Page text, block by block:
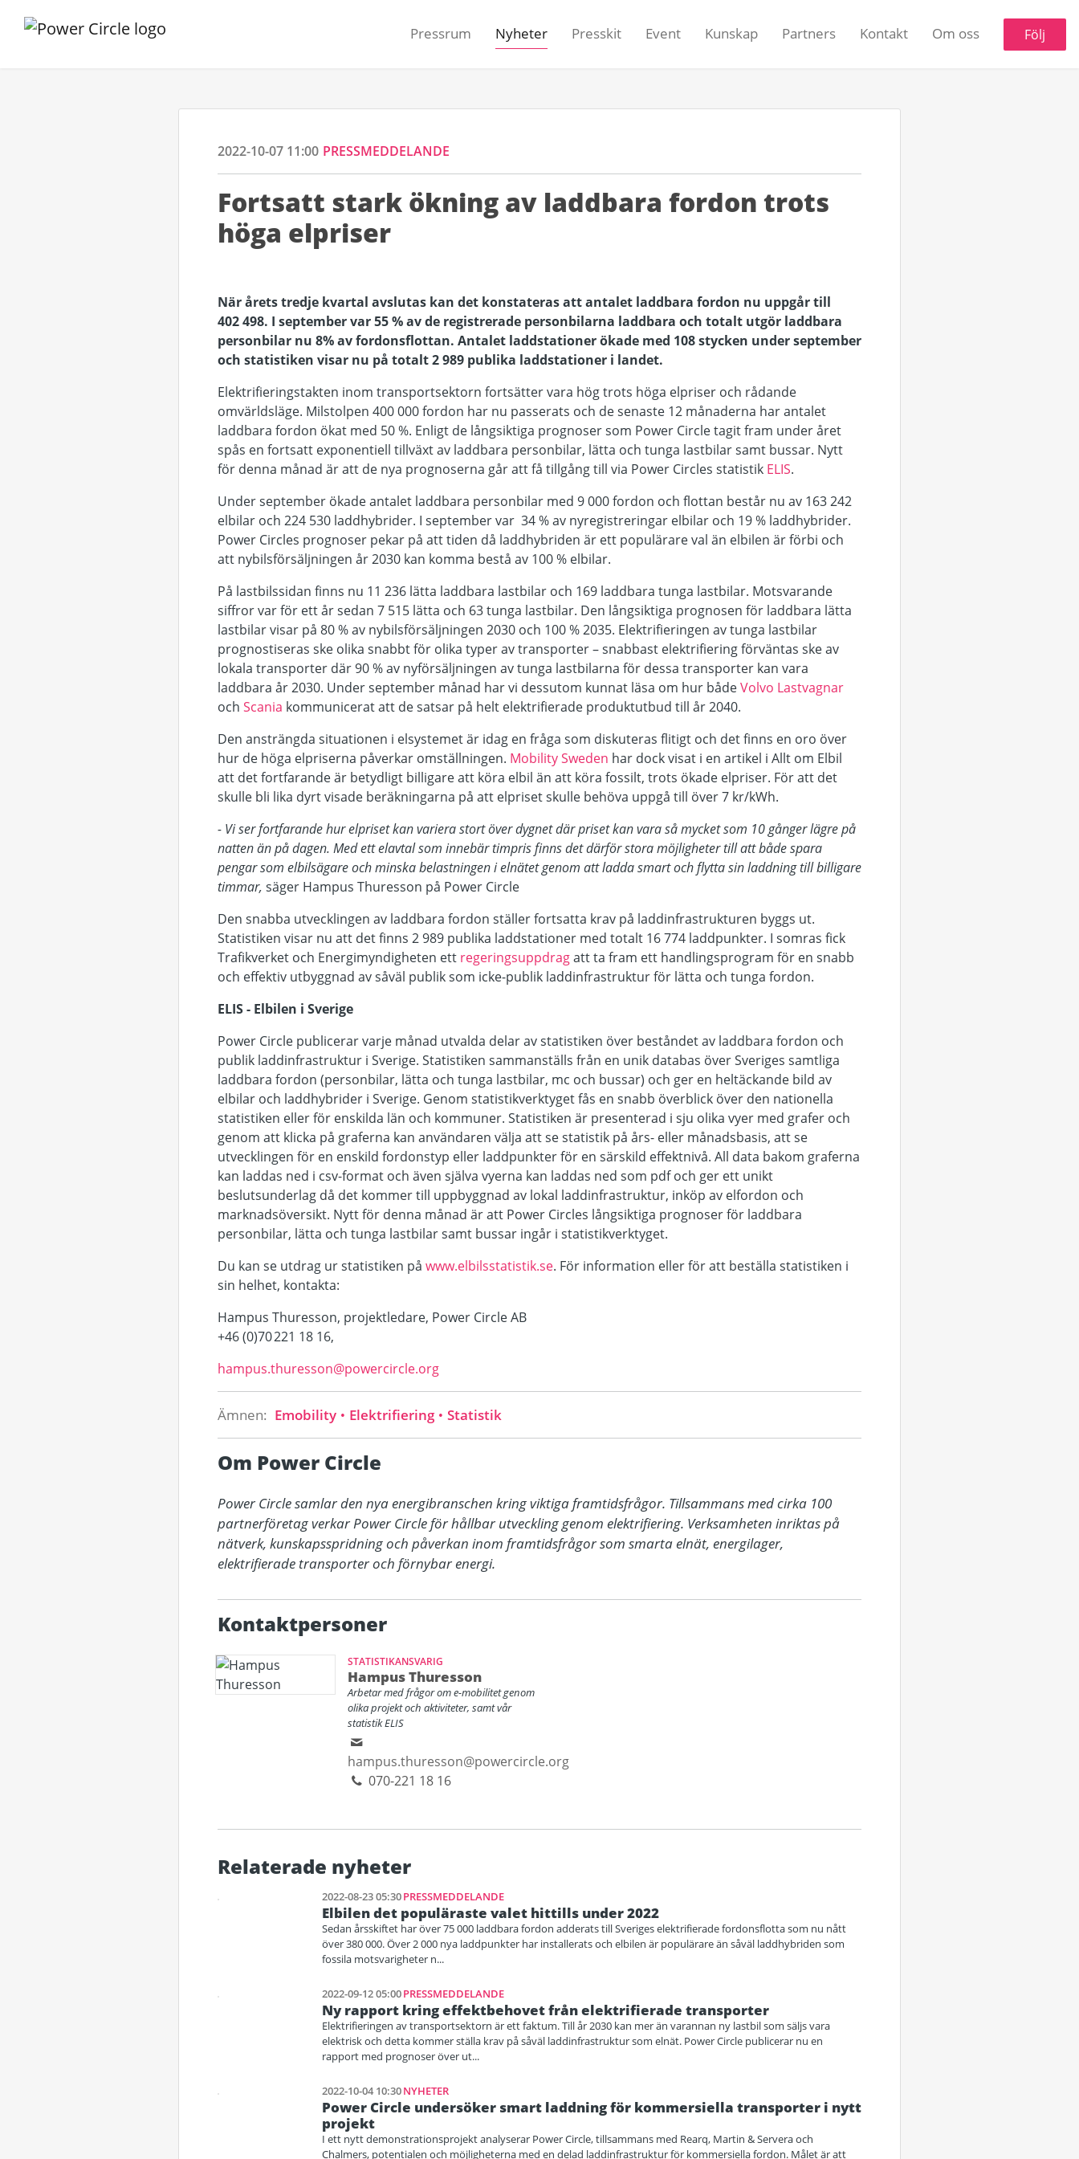
Pressrum Nyheter Presskit Event Kunskap Partners Kontakt Om oss Följ
2022-10-07 11:00 PRESSMEDDELANDE
Fortsatt stark ökning av laddbara fordon trots
höga elpriser
När årets tredje kvartal avslutas kan det konstateras att antalet laddbara fordon nu uppgår till
402 498. I september var 55 % av de registrerade personbilarna laddbara och totalt utgör laddbara
personbilar nu 8% av fordonsflottan. Antalet laddstationer ökade med 108 stycken under september
och statistiken visar nu på totalt 2 989 publika laddstationer i landet.
Elektrifieringstakten inom transportsektorn fortsätter vara hög trots höga elpriser och rådande
omvärldsläge. Milstolpen 400 000 fordon har nu passerats och de senaste 12 månaderna har antalet
laddbara fordon ökat med 50 %. Enligt de långsiktiga prognoser som Power Circle tagit fram under året
spås en fortsatt exponentiell tillväxt av laddbara personbilar, lätta och tunga lastbilar samt bussar. Nytt
för denna månad är att de nya prognoserna går att få tillgång till via Power Circles statistik ELIS.
Under september ökade antalet laddbara personbilar med 9 000 fordon och flottan består nu av 163 242
elbilar och 224 530 laddhybrider. I september var 34 % av nyregistreringar elbilar och 19 % laddhybrider.
Power Circles prognoser pekar på att tiden då laddhybriden är ett populärare val än elbilen är förbi och
att nybilsförsäljningen år 2030 kan komma bestå av 100 % elbilar.
På lastbilssidan finns nu 11 236 lätta laddbara lastbilar och 169 laddbara tunga lastbilar. Motsvarande
siffror var för ett år sedan 7 515 lätta och 63 tunga lastbilar. Den långsiktiga prognosen för laddbara lätta
lastbilar visar på 80 % av nybilsförsäljningen 2030 och 100 % 2035. Elektrifieringen av tunga lastbilar
prognostiseras ske olika snabbt för olika typer av transporter – snabbast elektrifiering förväntas ske av
lokala transporter där 90 % av nyförsäljningen av tunga lastbilarna för dessa transporter kan vara
laddbara år 2030. Under september månad har vi dessutom kunnat läsa om hur bådeVolvo Lastvagnar
och Scania kommunicerat att de satsar på helt elektrifierade produktutbud till år 2040.
Den ansträngda situationen i elsystemet är idag en fråga som diskuteras flitigt och det finns en oro över
hur de höga elpriserna påverkar omställningen. Mobility Sweden har dock visat i en artikel i Allt om Elbil
att det fortfarande är betydligt billigare att köra elbil än att köra fossilt, trots ökade elpriser. För att det
skulle bli lika dyrt visade beräkningarna på att elpriset skulle behöva uppgå till över 7 kr/kWh.
- Vi ser fortfarande hur elpriset kan variera stort över dygnet där priset kan vara så mycket som 10 gånger lägre på
natten än på dagen. Med ett elavtal som innebär timpris finns det därför stora möjligheter till att både spara
pengar som elbilsägare och minska belastningen i elnätet genom att ladda smart och flytta sin laddning till billigare
timmar, säger Hampus Thuresson på Power Circle
Den snabba utvecklingen av laddbara fordon ställer fortsatta krav på laddinfrastrukturen byggs ut.
Statistiken visar nu att det finns 2 989 publika laddstationer med totalt 16 774 laddpunkter. I somras fick
Trafikverket och Energimyndigheten ett regeringsuppdragatt ta fram ett handlingsprogram för en snabb
och effektiv utbyggnad av såväl publik som icke-publik laddinfrastruktur för lätta och tunga fordon.
ELIS - Elbilen i Sverige
Power Circle publicerar varje månad utvalda delar av statistiken över beståndet av laddbara fordon och
publik laddinfrastruktur i Sverige. Statistiken sammanställs från en unik databas över Sveriges samtliga
laddbara fordon (personbilar, lätta och tunga lastbilar, mc och bussar) och ger en heltäckande bild av
elbilar och laddhybrider i Sverige. Genom statistikverktyget fås en snabb överblick över den nationella
statistiken eller för enskilda län och kommuner. Statistiken är presenterad i sju olika vyer med grafer och
genom att klicka på graferna kan användaren välja att se statistik på års- eller månadsbasis, att se
utvecklingen för en enskild fordonstyp eller laddpunkter för en särskild effektnivå. All data bakom graferna
kan laddas ned i csv-format och även själva vyerna kan laddas ned som pdf och ger ett unikt
beslutsunderlag då det kommer till uppbyggnad av lokal laddinfrastruktur, inköp av elfordon och
marknadsöversikt. Nytt för denna månad är att Power Circles långsiktiga prognoser för laddbara
personbilar, lätta och tunga lastbilar samt bussar ingår i statistikverktyget.
Du kan se utdrag ur statistiken på www.elbilsstatistik.se. För information eller för att beställa statistiken i
sin helhet, kontakta:
Hampus Thuresson, projektledare, Power Circle AB
+46 (0)70 221 18 16,
hampus.thuresson@powercircle.org
Ämnen: Emobility Elektrifiering Statistik
Om Power Circle
Power Circle samlar den nya energibranschen kring viktiga framtidsfrågor. Tillsammans med cirka 100
partnerföretag verkar Power Circle för hållbar utveckling genom elektrifiering. Verksamheten inriktas på
nätverk, kunskapsspridning och påverkan inom framtidsfrågor som smarta elnät, energilager,
elektrifierade transporter och förnybar energi.
Kontaktpersoner
STATISTIKANSVARIG
Hampus Thuresson
Arbetar med frågor om e-mobilitet genom
olika projekt och aktiviteter, samt vår
statistik ELIS
hampus.thuresson@powercircle.org
070-221 18 16
Relaterade nyheter
2022-08-23 05:30PRESSMEDDELANDE
Elbilen det populäraste valet hittills under 2022
Sedan årsskiftet har över 75 000 laddbara fordon adderats till Sveriges elektrifierade fordonsflotta som nu nått
över 380 000. Över 2 000 nya laddpunkter har installerats och elbilen är populärare än såväl laddhybriden som
fossila motsvarigheter n...
2022-09-12 05:00PRESSMEDDELANDE
Ny rapport kring effektbehovet från elektrifierade transporter
Elektrifieringen av transportsektorn är ett faktum. Till år 2030 kan mer än varannan ny lastbil som säljs vara
elektrisk och detta kommer ställa krav på såväl laddinfrastruktur som elnät. Power Circle publicerar nu en
rapport med prognoser över ut...
2022-10-04 10:30NYHETER
Power Circle undersöker smart laddning för kommersiella transporter i nytt
projekt
I ett nytt demonstrationsprojekt analyserar Power Circle, tillsammans med Rearq, Martin & Servera och
Chalmers, potentialen och möjligheterna med en delad laddinfrastruktur för kommersiella fordon. Målet är att